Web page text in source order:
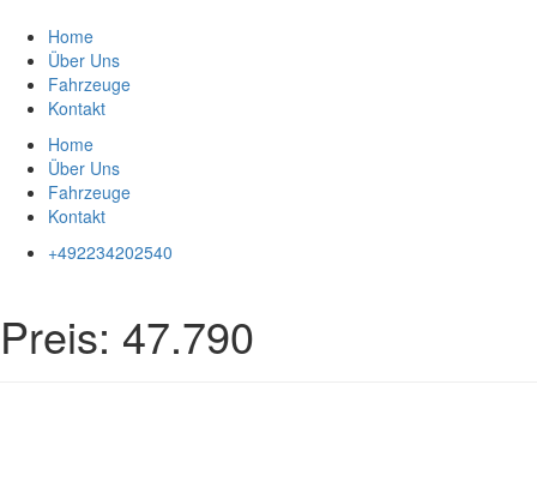
Inhalt
springen
Home
Über Uns
Fahrzeuge
Kontakt
Home
Über Uns
Fahrzeuge
Kontakt
+492234202540
Preis: 47.790